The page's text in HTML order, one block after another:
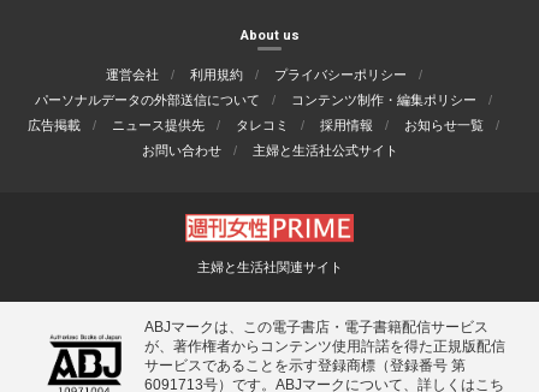
About us
運営会社 利用規約
プライバシーポリシー
パーソナルデータの外部送信について
コンテンツ制作・編集ポリシー
広告掲載
ニュース提供先 タレコミ 採用情報
お知らせ一覧
お問い合わせ
主婦と生活社公式サイト
主婦と生活社関連サイト
ABJマークは、この電子書店・電子書籍配信サービス
が、著作権者からコンテンツ使用許諾を得た正規版配信
サービスであることを示す登録商標（登録番号 第
6091713号）です。ABJマークについて、詳しくはこち